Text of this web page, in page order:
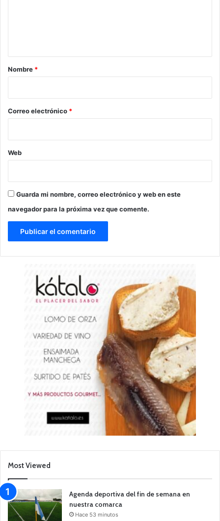
r
*
Nombre *
Correo electrónico *
Web
Guarda mi nombre, correo electrónico y web en este
navegador para la próxima vez que comente.
Most Viewed
Agenda deportiva del fin de semana en
nuestra comarca
Hace 53 minutos